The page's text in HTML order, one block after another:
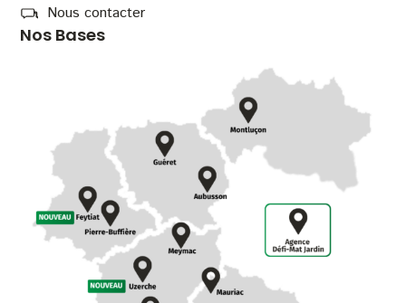
Nous contacter
Nos Bases